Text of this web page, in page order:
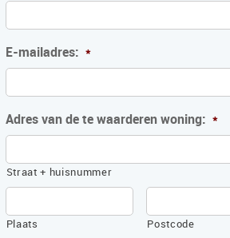
E-mailadres: *
Adres van de te waarderen woning: *
Straat + huisnummer
Plaats Postcode